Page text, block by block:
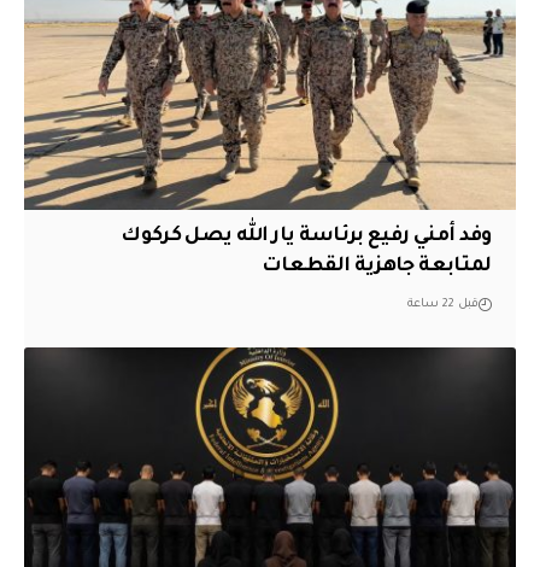
وفد أمني رفيع برئاسة يار الله يصل كركوك
لمتابعة جاهزية القطعات
قبل 22 ساعة